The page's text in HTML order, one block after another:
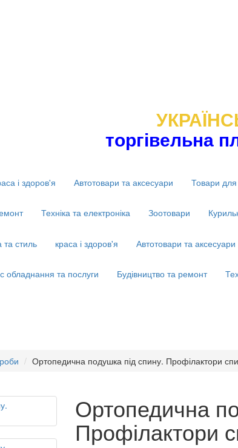
торгівельна
і здоров'я Автотовари та аксесуари Товари
Техніка та електроніка Зоотовари
стиль краса і здоров'я Автотовари та аксесуари
обладнання та послуги Будівництво та ремонт
Ортопедична подушка під спину. Профілактори
Ортопедична
Профілактори